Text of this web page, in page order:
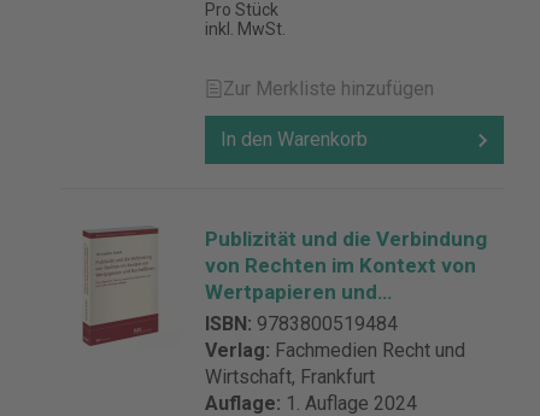
Pro Stück
inkl. MwSt.
Zur Merkliste hinzufügen
In den Warenkorb
Publizität und die Verbindung
von Rechten im Kontext von
Wertpapieren und
Bucheffekten
ISBN: 9783800519484
Verlag: Fachmedien Recht und
Wirtschaft, Frankfurt
Auflage: 1. Auflage 2024